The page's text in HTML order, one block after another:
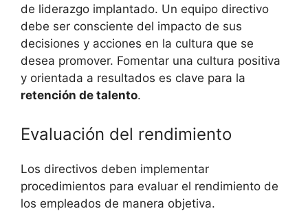
de liderazgo implantado. Un equipo directivo
debe ser consciente del impacto de sus
decisiones y acciones en la cultura que se
desea promover. Fomentar una cultura positiva
y orientada a resultados es clave para la
retención de talento.
Evaluación del rendimiento
Los directivos deben implementar
procedimientos para evaluar el rendimiento de
los empleados de manera objetiva.